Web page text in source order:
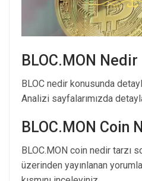
BLOC.MON Nedir
BLOC nedir konusunda
Analizi sayfalarımızda
BLOC.MON Coin
BLOC.MON coin nedir tarzı
üzerinden yayınlanan